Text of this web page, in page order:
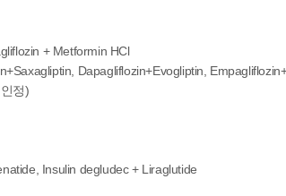
+ Metformin HCl
Dapagliflozin+Evogliptin,
정)
Insulin degludec + Liraglutide